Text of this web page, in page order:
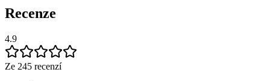
Recenze
4.9
Ze 245 recenzí